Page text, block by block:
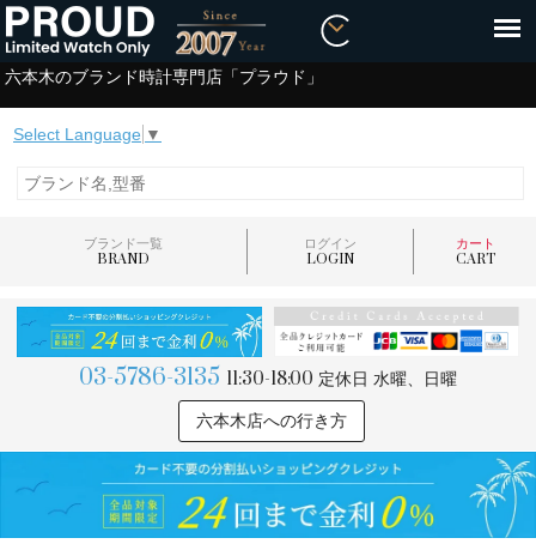
六本木のブランド時計専門店「プラウド」
Select Language ▼
ブランド一覧
BRAND
ログイン
LOGIN
カート
CART
03-5786-3135 11:30-18:00 定休日 水曜、日曜
六本木店への行き方